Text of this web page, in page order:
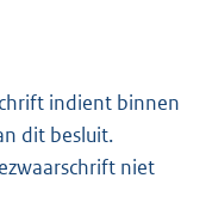
indient binnen
dit besluit.
niet